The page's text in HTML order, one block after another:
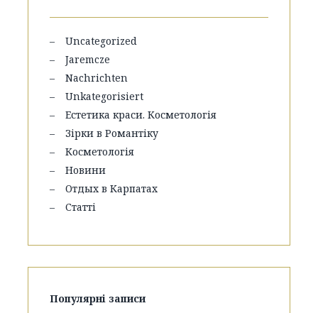
Uncategorized
Jaremcze
Nachrichten
Unkategorisiert
Естетика краси. Косметологія
Зірки в Романтіку
Косметологія
Новини
Отдых в Карпатах
Статті
Популярні записи